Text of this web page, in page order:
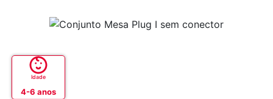
Idade
4-6 anos